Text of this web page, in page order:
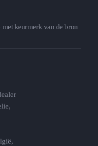
keurmerk van de bron